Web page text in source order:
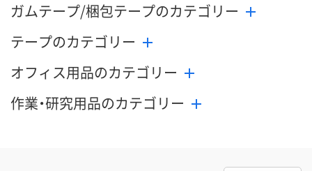
ガムテープ/梱包テープのカテゴリー
テープのカテゴリー
オフィス用品のカテゴリー
作業・研究用品のカテゴリー